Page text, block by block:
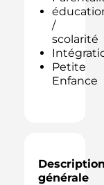
/
scolarité
Petite
Enfance
générale